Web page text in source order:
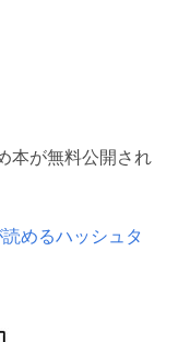
本が無料公開され
めるハッシュタ